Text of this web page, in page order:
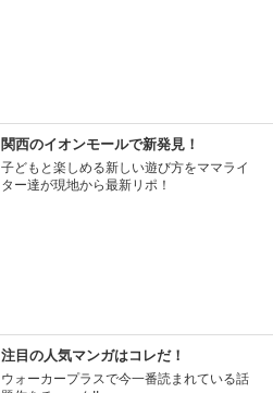
関西のイオンモールで新発見！
子どもと楽しめる新しい遊び方をママライ
ター達が現地から最新リポ！
注目の人気マンガはコレだ！
ウォーカープラスで今一番読まれている話